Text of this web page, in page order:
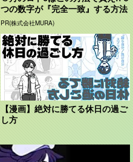
つの数字が『完全一致』する方法
PR(株式会社MURA)
【漫画】絶対に勝てる休日の過ご
し方